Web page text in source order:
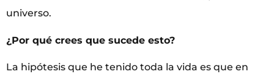
universo.
¿Por qué crees que sucede esto?
La hipótesis que he tenido toda la vida es que en